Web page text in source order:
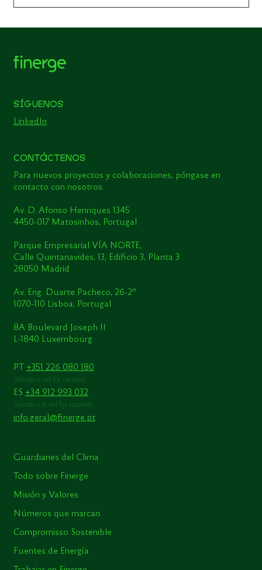
SÍGUENOS
LinkedIn
CONTÁCTENOS
Para nuevos proyectos y colaboraciones, póngase en
contacto con nosotros.
Av. D. Afonso Henriques 1345
4450-017 Matosinhos, Portugal
Parque Empresarial VÍA NORTE,
Calle Quintanavides, 13, Edificio 3, Planta 3
28050 Madrid
Av. Eng. Duarte Pacheco, 26-2º
1070-110 Lisboa, Portugal
8A Boulevard Joseph II
L-1840 Luxembourg
PT +351 226 080 180
Llamada a red fija nacional
ES +34 912 993 032
Llamada a la red fija española
info.geral@finerge.pt
Guardianes del Clima
Todo sobre Finerge
Misión y Valores
Números que marcan
Compromisso Sostenible
Fuentes de Energía